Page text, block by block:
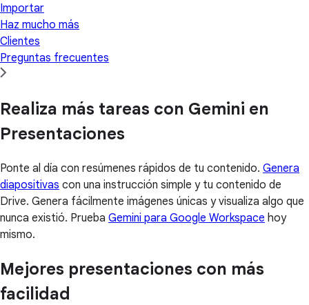
Importar
Haz mucho más
Clientes
Preguntas frecuentes
Realiza más tareas con Gemini en
Presentaciones
Ponte al día con resúmenes rápidos de tu contenido. Genera
diapositivas con una instrucción simple y tu contenido de
Drive. Genera fácilmente imágenes únicas y visualiza algo que
nunca existió. Prueba Gemini para Google Workspace hoy
mismo.
Mejores presentaciones con más
facilidad